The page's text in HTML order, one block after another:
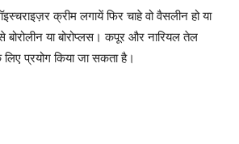
क्रीम लगायें फिर चाहे वो वैसलीन हो या
या बोरोप्लस। कपूर और नारियल तेल
प्रयोग किया जा सकता है।